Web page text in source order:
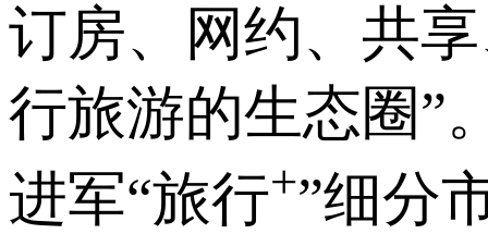
订房、网约、共
行旅游的生态圈”
进军“旅行+”细分